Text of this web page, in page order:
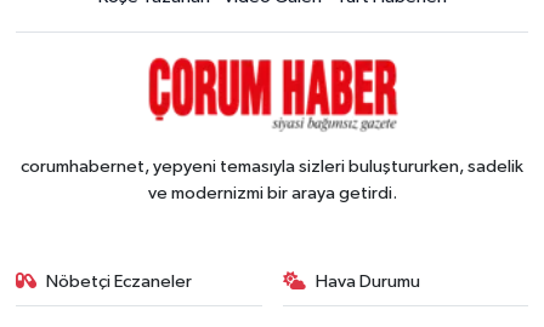
corumhabernet, yepyeni temasıyla sizleri buluştururken, sadelik
ve modernizmi bir araya getirdi.
Nöbetçi Eczaneler Hava Durumu